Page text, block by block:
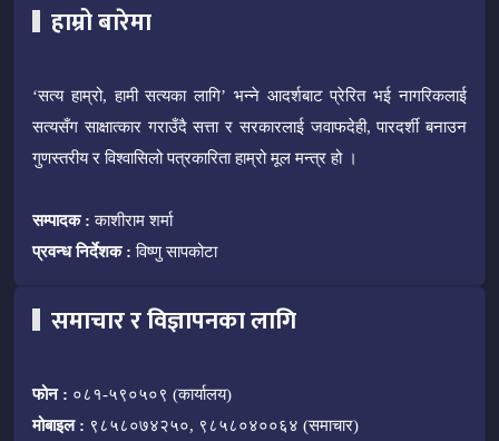
हाम्रो बारेमा
‘सत्य हाम्रो, हामी सत्यका लागि’ भन्ने आदर्शबाट प्रेरित भई नागरिकलाई
सत्यसँग साक्षात्कार गराउँदै सत्ता र सरकारलाई जवाफदेही, पारदर्शी बनाउन
गुणस्तरीय र विश्वासिलो पत्रकारिता हाम्रो मूल मन्त्र हो ।
सम्पादक : काशीराम शर्मा
प्रवन्ध निर्देशक : विष्णु सापकोटा
समाचार र विज्ञापनका लागि
फोन : ०८१-५९०५०९ (कार्यालय)
मोबाइल : ९८५८०७४२५०, ९८५८०४००६४ (समाचार)